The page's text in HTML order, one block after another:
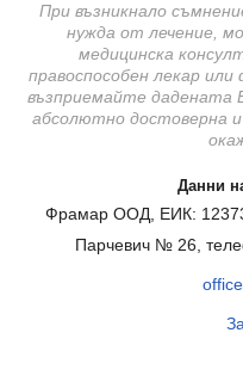
При възникнало
нужда от лечение,
медицинска
правоспособен лекар
възприемайте дадената
абсолютно достоверна
Данни
Фрамар ООД, ЕИК:
Парчевич № 26,